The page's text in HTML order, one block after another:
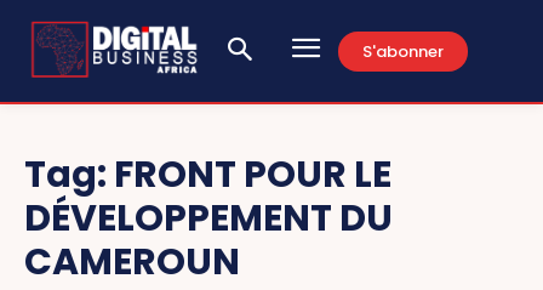
S'abonner
Tag: FRONT POUR LE
DÉVELOPPEMENT DU
CAMEROUN